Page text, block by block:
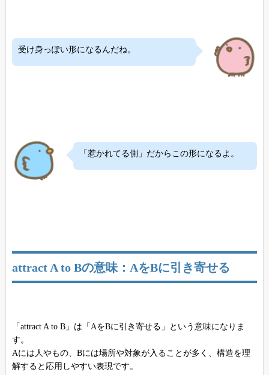
受け身っぽい形になるんだね。
「惹かれてる側」だからこの形になるよ。
attract A to Bの意味：AをBに引き寄せる
「attract A to B」は「AをBに引き寄せる」という意味になりま
す。
Aには人やもの、Bには場所や対象が入ることが多く、構造を理
解すると応用しやすい表現です。